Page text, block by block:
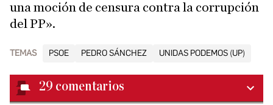
una moción de censura contra la corrupción
del PP».
TEMAS PSOE PEDRO SÁNCHEZ UNIDAS PODEMOS (UP)
29 comentarios